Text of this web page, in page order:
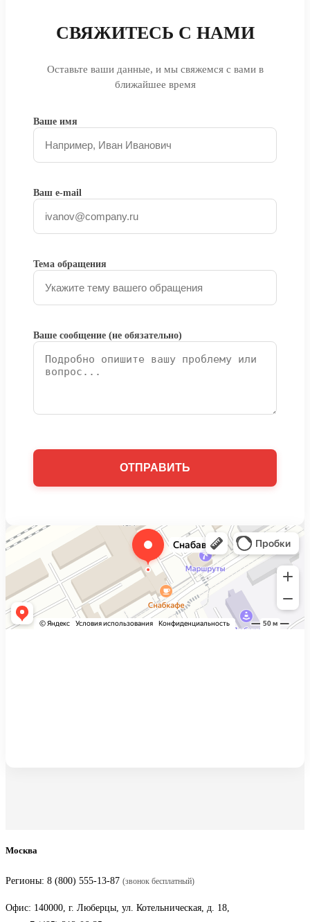
СВЯЖИТЕСЬ С НАМИ
Оставьте ваши данные, и мы свяжемся с вами в
ближайшее время
Ваше имя
Ваш e-mail
Тема обращения
Ваше сообщение (не обязательно)
Москва
Регионы: 8 (800) 555-13-87 (звонок бесплатный)
Офис: 140000, г. Люберцы, ул. Котельническая, д. 18,